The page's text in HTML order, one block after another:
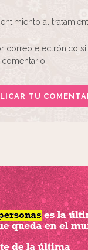
al
correo electrónico si